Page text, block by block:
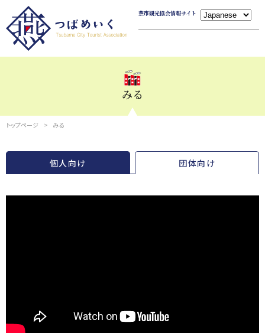
燕市観光協会情報サイト
みる
トップページ みる
個人向け 団体向け